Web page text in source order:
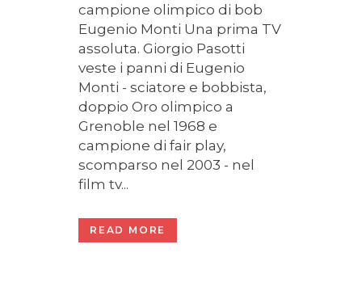
campione olimpico di bob
Eugenio Monti Una prima TV
assoluta. Giorgio Pasotti
veste i panni di Eugenio
Monti - sciatore e bobbista,
doppio Oro olimpico a
Grenoble nel 1968 e
campione di fair play,
scomparso nel 2003 - nel
film tv...
READ MORE